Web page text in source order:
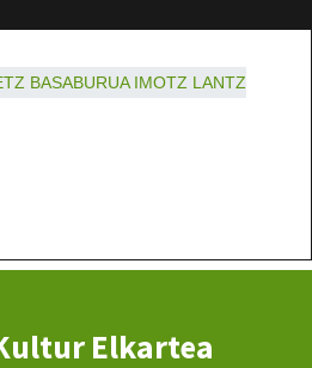
BASABURUA IMOTZ LANTZ
Elkartea